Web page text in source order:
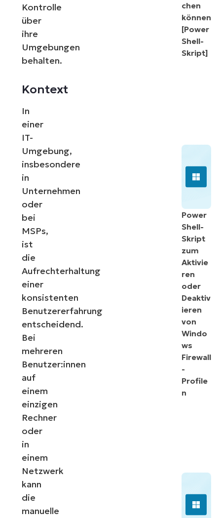
Kontrolle
über
ihre
Umgebungen
behalten.
Kontext
In
einer
IT-
Umgebung,
insbesondere
in
Unternehmen
oder
bei
MSPs,
ist
die
Aufrechterhaltung
einer
konsistenten
Benutzererfahrung
entscheidend.
Bei
mehreren
Benutzer:innen
auf
einem
einzigen
Rechner
oder
in
einem
Netzwerk
kann
die
manuelle
chen
können
[Power
Shell-
Skript]
Power
Shell-
Skript
zum
Aktivie
ren
oder
Deaktiv
ieren
von
Windo
ws
Firewall
-
Profile
n